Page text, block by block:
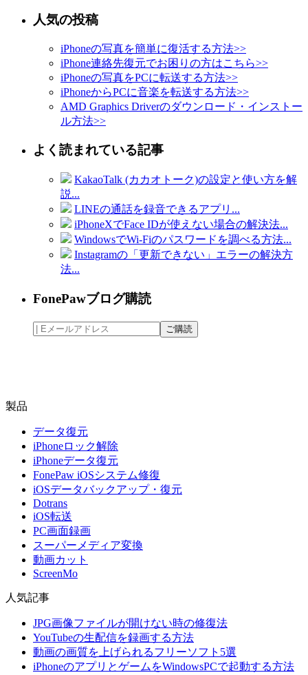
人気の投稿
iPhoneの写真を簡単に復活する方法>>
iPhone連絡先復元でお困りの方はこちら>>
iPhoneの写真をPCに転送する方法>>
iPhoneからPCに音楽を転送する方法>>
AMD Graphics Driverのダウンロード・インストー
ル方法>>
よく読まれている記事
KakaoTalk (カカオトーク)の設定と使い方を解
説...
LINEの通話を録音できるアプリ...
iPhoneXでFace IDが使えない場合の解決法...
WindowsでWi-Fiのパスワードを調べる方法...
Instagramの「更新できない」エラーの解決方
法...
FonePawブログ購読
製品
データ復元
iPhoneロック解除
iPhoneデータ復元
FonePaw iOSシステム修復
iOSデータバックアップ・復元
Dotrans
iOS転送
PC画面録画
スーパーメディア変換
動画カット
ScreenMo
人気記事
JPG画像ファイルが開けない時の修復法
YouTubeの生配信を録画する方法
動画の画質を上げられるフリーソフト5選
iPhoneのアプリとゲームをWindowsPCで起動する方法